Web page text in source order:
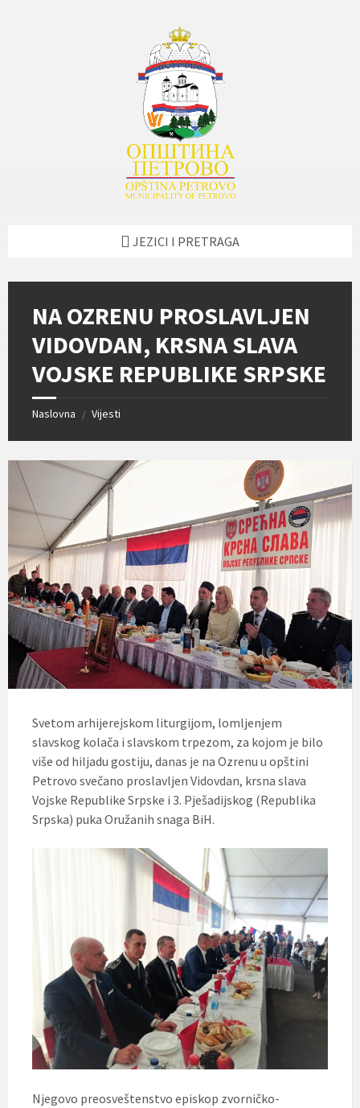
JEZICI I PRETRAGA
NA OZRENU PROSLAVLJEN
VIDOVDAN, KRSNA SLAVA
VOJSKE REPUBLIKE SRPSKE
Naslovna / Vijesti
Svetom arhijerejskom liturgijom, lomljenjem
slavskog kolača i slavskom trpezom, za kojom je bilo
više od hiljadu gostiju, danas je na Ozrenu u opštini
Petrovo svečano proslavljen Vidovdan, krsna slava
Vojske Republike Srpske i 3. Pješadijskog (Republika
Srpska) puka Oružanih snaga BiH.
Njegovo preosveštenstvo episkop zvorničko-